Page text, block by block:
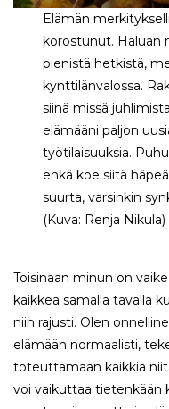
Elämän
korostunut. Haluan
pienistä hetkistä,
kynttilänvalossa.
siinä missä
elämääni paljon
työtilaisuuksia.
enkä koe siitä
suurta, varsinkin
(Kuva: Renja Nikula)
Toisinaan minun on
kaikkea samalla tavalla
niin rajusti. Olen
elämään normaalisti,
toteuttamaan kaikkia
voi vaikuttaa tietenkään